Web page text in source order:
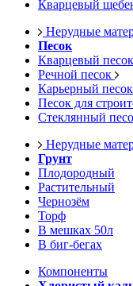
Кварцевый
Нерудные
Песок
Кварцевый песок
Речной песок
Карьерный песок
Песок для
Стеклянный
Нерудные
Грунт
Плодородный
Растительный
Чернозём
Торф
В мешках 50л
В биг-бегах
Компоненты